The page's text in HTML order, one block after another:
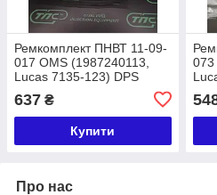
Ремкомплект ПНВТ 11-09-
017 OMS (1987240113,
Lucas 7135-123) DPS
637 ₴
Купити
073
Про нас